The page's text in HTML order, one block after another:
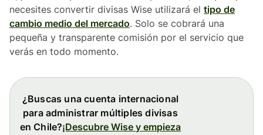
necesites convertir divisas Wise utilizará el tipo de
cambio medio del mercado. Solo se cobrará una
pequeña y transparente comisión por el servicio que
verás en todo momento.
¿Buscas una cuenta internacional
para administrar múltiples divisas
en Chile?¡Descubre Wise y empieza